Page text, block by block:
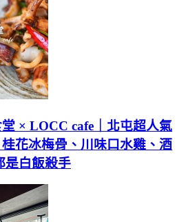
堂 × LOCC cafe｜北屯超人氣
花冰梅骨、川味口水雞、酒
是白飯殺手